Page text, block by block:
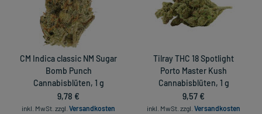
CM Indica classic NM Sugar
Bomb Punch
Cannabisblüten, 1 g
9,78 €
inkl. MwSt. zzgl. Versandkosten
Tilray THC 18 Spotlight
Porto Master Kush
Cannabisblüten, 1 g
9,57 €
inkl. MwSt. zzgl. Versandkosten